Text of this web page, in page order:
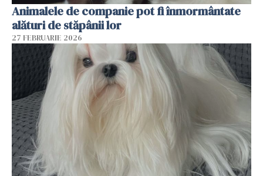
Animalele de companie pot fi înmormântate
alături de stăpânii lor
27 FEBRUARIE 2026